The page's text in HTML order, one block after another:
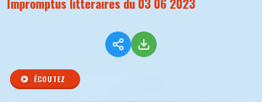
ÉCOUTEZ